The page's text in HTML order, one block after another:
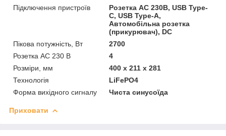
Підключення пристроїв
Розетка AC 230В, USB Type-
C, USB Type-A,
Автомобільна розетка
(прикурювач), DC
Пікова потужність, Вт
2700
Розетка AC 230 В
4
Розміри, мм
400 x 211 x 281
Технологія
LiFePO4
Форма вихідного сигналу
Чиста синусоїда
Приховати